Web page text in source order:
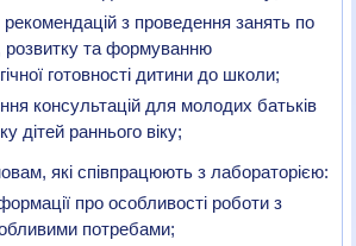
з проведення занять по
розвитку та формуванню
готовності дитини до школи;
консультацій для молодих батьків
дітей раннього віку;
які співпрацюють з лабораторією:
про особливості роботи з
потребами;